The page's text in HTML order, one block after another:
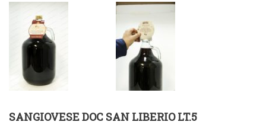
SANGIOVESE DOC SAN LIBERIO LT.5